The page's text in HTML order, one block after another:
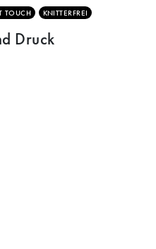
TOUCH KNITTERFREI
Druck